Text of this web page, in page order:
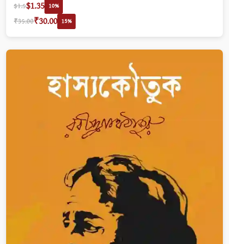
$1.5$1.35 10%
₹35.00₹30.00 15%